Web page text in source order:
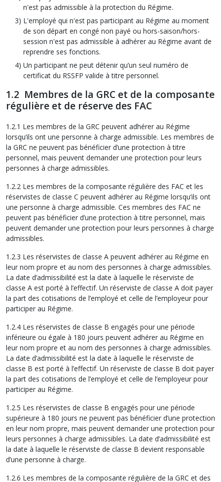
n'est pas admissible à la protection du Régime.
L'employé qui n'est pas participant au Régime au moment
de son départ en congé non payé ou hors-saison/hors-
session n'est pas admissible à adhérer au Régime avant de
reprendre ses fonctions.
Un participant ne peut détenir qu’un seul numéro de
certificat du RSSFP valide à titre personnel.
1.2 Membres de la GRC et de la composante
régulière et de réserve des FAC
1.2.1 Les membres de la GRC peuvent adhérer au Régime
lorsqu’ils ont une personne à charge admissible. Les membres de
la GRC ne peuvent pas bénéficier d’une protection à titre
personnel, mais peuvent demander une protection pour leurs
personnes à charge admissibles.
1.2.2 Les membres de la composante régulière des FAC et les
réservistes de classe C peuvent adhérer au Régime lorsqu’ils ont
une personne à charge admissible. Ces membres des FAC ne
peuvent pas bénéficier d’une protection à titre personnel, mais
peuvent demander une protection pour leurs personnes à charge
admissibles.
1.2.3 Les réservistes de classe A peuvent adhérer au Régime en
leur nom propre et au nom des personnes à charge admissibles.
La date d’admissibilité est la date à laquelle le réserviste de
classe A est porté à l’effectif. Un réserviste de classe A doit payer
la part des cotisations de l’employé et celle de l’employeur pour
participer au Régime.
1.2.4 Les réservistes de classe B engagés pour une période
inférieure ou égale à 180 jours peuvent adhérer au Régime en
leur nom propre et au nom des personnes à charge admissibles.
La date d’admissibilité est la date à laquelle le réserviste de
classe B est porté à l’effectif. Un réserviste de classe B doit payer
la part des cotisations de l’employé et celle de l’employeur pour
participer au Régime.
1.2.5 Les réservistes de classe B engagés pour une période
supérieure à 180 jours ne peuvent pas bénéficier d’une protection
en leur nom propre, mais peuvent demander une protection pour
leurs personnes à charge admissibles. La date d’admissibilité est
la date à laquelle le réserviste de classe B devient responsable
d’une personne à charge.
1.2.6 Les membres de la composante régulière de la GRC et des